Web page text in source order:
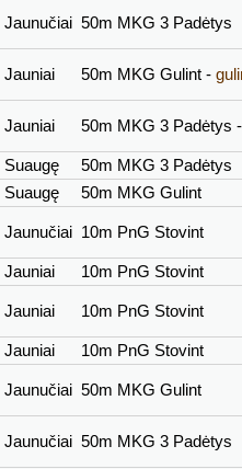
Jaunučiai 50m MKG 3 Padėtys
Jauniai 50m MKG Gulint -
Jauniai 50m MKG 3 Padėtys -
Suaugę 50m MKG 3 Padėtys
Suaugę 50m MKG Gulint
Jaunučiai 10m PnG Stovint
Jauniai 10m PnG Stovint
Jauniai 10m PnG Stovint
Jauniai 10m PnG Stovint
Jaunučiai 50m MKG Gulint
Jaunučiai 50m MKG 3 Padėtys